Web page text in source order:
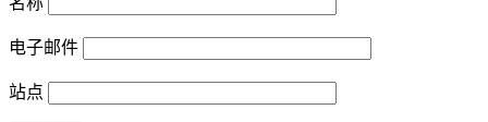
电子邮件
站点